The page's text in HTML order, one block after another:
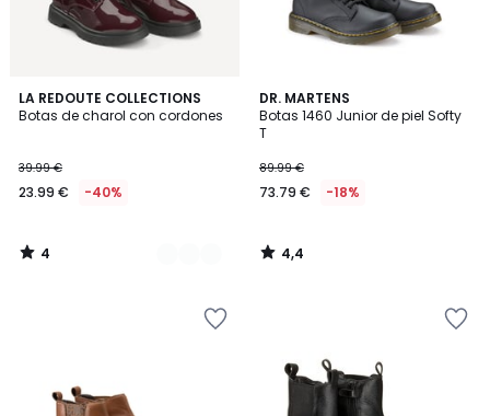
LA REDOUTE COLLECTIONS
Botas de charol con cordones
€
en
de
39.99
39.99 €
23.99 € -40%
4
/
3
Colores
4
/
DR. MARTENS
Botas 1460 Junior de piel Softy
T
89.99 €
73.79 € -18%
4,4
/ 5
4,4
/